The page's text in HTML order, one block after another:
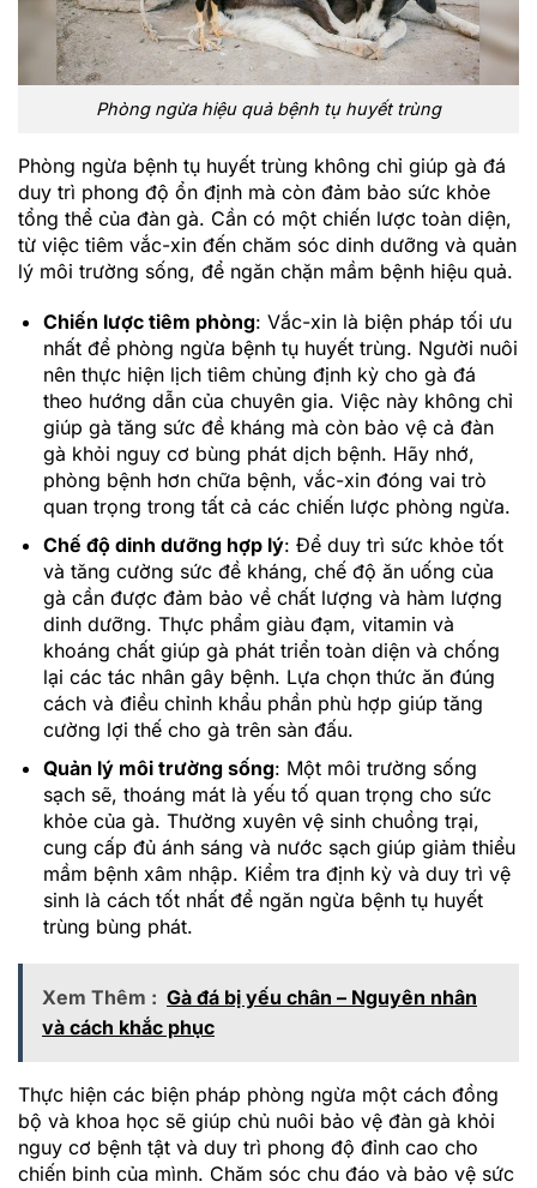
Phòng ngừa hiệu quả bệnh tụ huyết trùng
Phòng ngừa bệnh tụ huyết trùng không chỉ giúp gà đá
duy trì phong độ ổn định mà còn đảm bảo sức khỏe
tổng thể của đàn gà. Cần có một chiến lược toàn diện,
từ việc tiêm vắc-xin đến chăm sóc dinh dưỡng và quản
lý môi trường sống, để ngăn chặn mầm bệnh hiệu quả.
Chiến lược tiêm phòng: Vắc-xin là biện pháp tối ưu
nhất để phòng ngừa bệnh tụ huyết trùng. Người nuôi
nên thực hiện lịch tiêm chủng định kỳ cho gà đá
theo hướng dẫn của chuyên gia. Việc này không chỉ
giúp gà tăng sức đề kháng mà còn bảo vệ cả đàn
gà khỏi nguy cơ bùng phát dịch bệnh. Hãy nhớ,
phòng bệnh hơn chữa bệnh, vắc-xin đóng vai trò
quan trọng trong tất cả các chiến lược phòng ngừa.
Chế độ dinh dưỡng hợp lý: Để duy trì sức khỏe tốt
và tăng cường sức đề kháng, chế độ ăn uống của
gà cần được đảm bảo về chất lượng và hàm lượng
dinh dưỡng. Thực phẩm giàu đạm, vitamin và
khoáng chất giúp gà phát triển toàn diện và chống
lại các tác nhân gây bệnh. Lựa chọn thức ăn đúng
cách và điều chỉnh khẩu phần phù hợp giúp tăng
cường lợi thế cho gà trên sàn đấu.
Quản lý môi trường sống: Một môi trường sống
sạch sẽ, thoáng mát là yếu tố quan trọng cho sức
khỏe của gà. Thường xuyên vệ sinh chuồng trại,
cung cấp đủ ánh sáng và nước sạch giúp giảm thiểu
mầm bệnh xâm nhập. Kiểm tra định kỳ và duy trì vệ
sinh là cách tốt nhất để ngăn ngừa bệnh tụ huyết
trùng bùng phát.
Xem Thêm : Gà đá bị yếu chân – Nguyên nhân
và cách khắc phục
Thực hiện các biện pháp phòng ngừa một cách đồng
bộ và khoa học sẽ giúp chủ nuôi bảo vệ đàn gà khỏi
nguy cơ bệnh tật và duy trì phong độ đỉnh cao cho
chiến binh của mình. Chăm sóc chu đáo và bảo vệ sức